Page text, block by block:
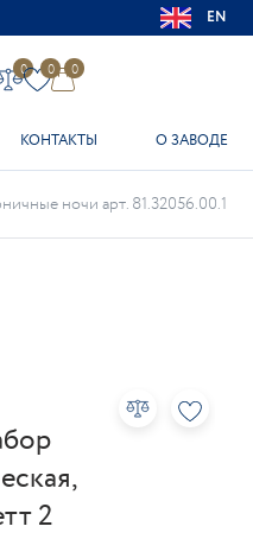
EN
0 0 0
КОНТАКТЫ О ЗАВОДЕ
ночи арт. 81.32056.00.1
2